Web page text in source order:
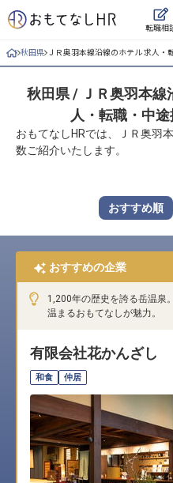
転職相
ログイン
求人・施設を探す
キープした求人
おもてなしHRについて
よくある質問
ホテル・宿泊業界情報コ
無料
採用をお考えの
秋田県 ＪＲ奥羽本線沿線のホテル 求人・
秋田県 / ＪＲ奥羽本線
人・転職・中
おもてなしHRでは、ＪＲ奥羽
数ご紹介いたします。
おすすめ順
おすすめの企業
1,200年の歴史を誇る岳温泉
温まるおもてなしが魅力。
有限会社花かんざし
和食 仲居